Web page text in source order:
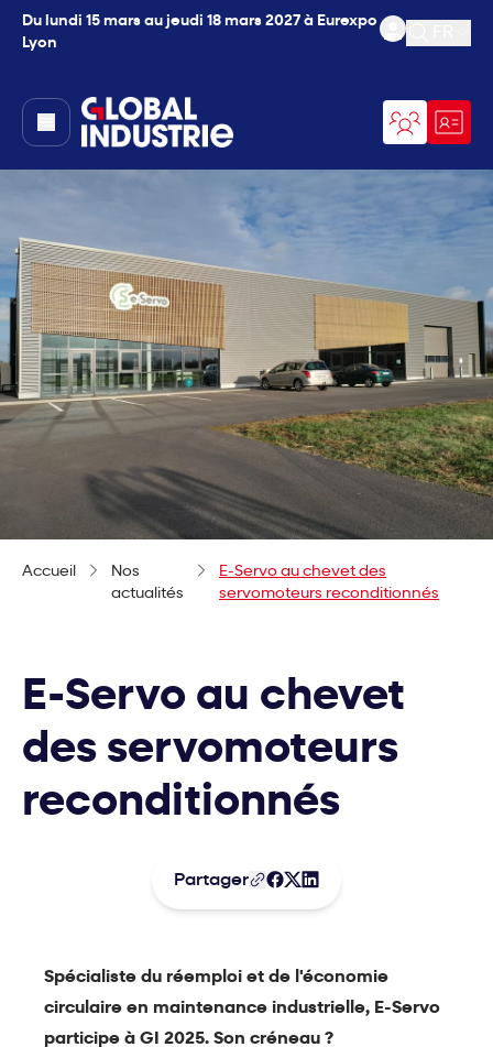
Du lundi 15 mars au jeudi 18 mars 2027 à Eurexpo
Lyon
Ouvrir
page.home
Accueil
Nos
actualités
E-Servo au chevet des
servomoteurs reconditionnés
E-Servo au chevet
des servomoteurs
reconditionnés
Partager
Spécialiste du réemploi et de l'économie
circulaire en maintenance industrielle, E-Servo
participe à GI 2025. Son créneau ?